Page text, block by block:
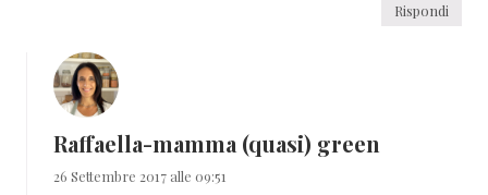
Rispondi
Raffaella-mamma (quasi) green
26 Settembre 2017 alle 09:51